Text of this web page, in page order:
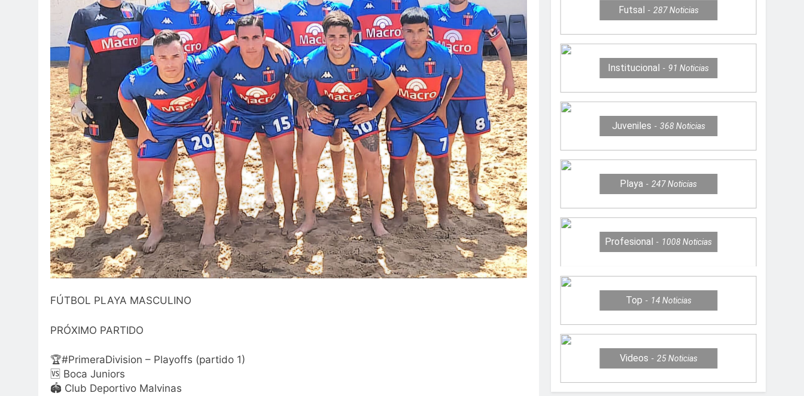
FÚTBOL PLAYA MASCULINO
PRÓXIMO PARTIDO
🏆#PrimeraDivision – Playoffs (partido 1)
🆚 Boca Juniors
🏟 Club Deportivo Malvinas
Futsal 287Noticias
Institucional 91Noticias
Juveniles 368 Noticias
Playa 247Noticias
Profesional 1008Noticias
Top 14 Noticias
Videos 25Noticias